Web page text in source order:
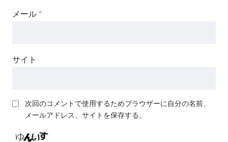
メール *
サイト
次回のコメントで使用するためブラウザーに自分の名前、
メールアドレス、サイトを保存する。